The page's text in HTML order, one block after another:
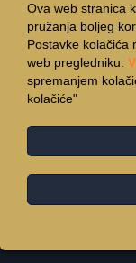
© Copyright 2015 -
Ova web stranica
pružanja boljeg
Postavke kolačića
web pregledniku.
spremanjem
kolačiće"